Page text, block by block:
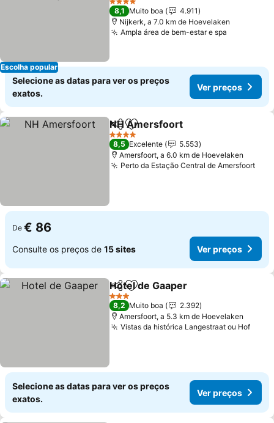
Escolha popular
4 Estrelas
8,1 Muito boa
4.911
Nijkerk, a 7.0 km de Hoevelaken
Ampla área de bem-estar e spa
Selecione as datas para ver os preços
exatos.
Ver preços
PartilharAdicionar aos favoritos
NH Amersfoort
4 Estrelas
8,5 Excelente
5.553
Amersfoort, a 6.0 km de Hoevelaken
Perto da Estação Central de Amersfoort
De € 86
Consulte os preços de 15 sites Ver preços
PartilharAdicionar aos favoritos
Hotel de Gaaper
3 Estrelas
8,2 Muito boa
2.392
Amersfoort, a 5.3 km de Hoevelaken
Vistas da histórica Langestraat ou Hof
Selecione as datas para ver os preços
exatos.
Ver preços